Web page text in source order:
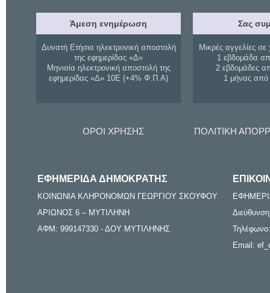
Άμεση ενημέρωση
Δυνατή Ετήσια ηλεκτρονική αποστολή
της εφημερίδας «Δ»
Μηνιαία ηλεκτρονική αποστολή της
εφημερίδας «Δ» 10Ε (+4% Φ.Π.Α)
Σας
Μικρές αγγελίες σε
1 εβδομάδα
2 εβδομάδες
1 μήνας
ΟΡΟΙ ΧΡΗΣΗΣ ΠΟΛΙΤΙΚΗ
ΕΦΗΜΕΡΙΔΑ ΔΗΜΟΚΡΑΤΗΣ
ΚΟΙΝΩΝΙΑ ΚΛΗΡΟΝΟΜΩΝ ΓΕΩΡΓΙΟΥ ΣΚΟΥΦΟΥ
ΑΡΙΩΝΟΣ 6 – ΜΥΤΙΛΗΝΗ
ΑΦΜ: 999147330 - ΔΟΥ ΜΥΤΙΛΗΝΗΣ
Email: